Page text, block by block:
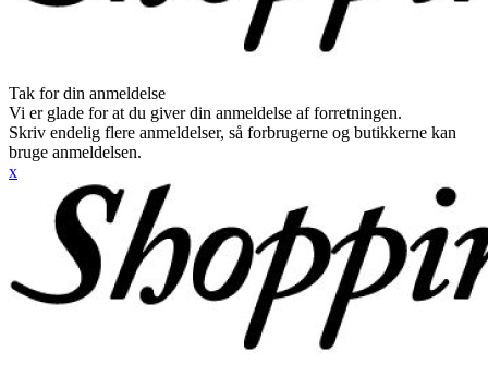
Tak for din anmeldelse
Vi er glade for at du giver din anmeldelse af forretningen.
Skriv endelig flere anmeldelser, så forbrugerne og butikkerne kan
bruge anmeldelsen.
x